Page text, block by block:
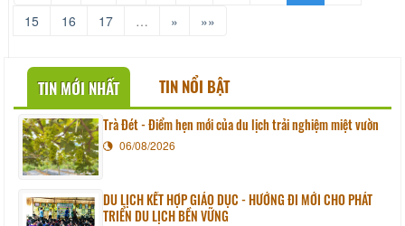
15
16 17 … » »»
TIN MỚI NHẤT TIN NỔI BẬT
Trà Đét - Điểm hẹn mới của du lịch trải nghiệm miệt vườn
06/08/2026
DU LỊCH KẾT HỢP GIÁO DỤC - HƯỚNG ĐI MỚI CHO PHÁT
TRIỂN DU LỊCH BỀN VỮNG